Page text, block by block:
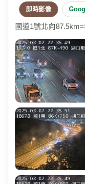
即時影像
國道1號北向